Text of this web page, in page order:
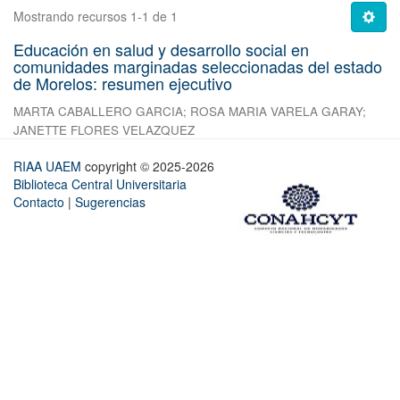
Mostrando recursos 1-1 de 1
Educación en salud y desarrollo social en
comunidades marginadas seleccionadas del estado
de Morelos: resumen ejecutivo
MARTA CABALLERO GARCIA; ROSA MARIA VARELA GARAY;
JANETTE FLORES VELAZQUEZ
RIAA UAEM copyright © 2025-2026
Biblioteca Central Universitaria
Contacto | Sugerencias